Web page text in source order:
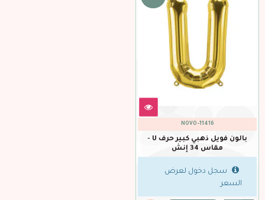
NOVO-11416
بالون فويل ذهبي كبير حرف U -
مقاس 34 إنش
سجل دخول لعرض
السعر